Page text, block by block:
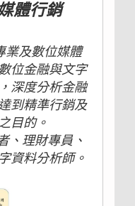
體行銷
業及數位媒體
位金融與文字
深度分析金融
到精準行銷及
目的。
、理財專員、
資料分析師。